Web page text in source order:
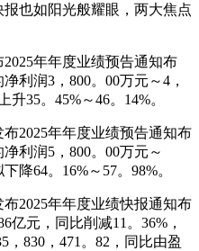
也如阳光般耀眼，两大焦点
年年度业绩预告通知布
利润3，800。00万元～4，
35。45%～46。14%。
2025年年度业绩预告通知布
利润5，800。00万元～
降64。16%～57。98%。
2025年年度业绩快报通知布
亿元，同比削减11。36%，
830，471。82，同比由盈